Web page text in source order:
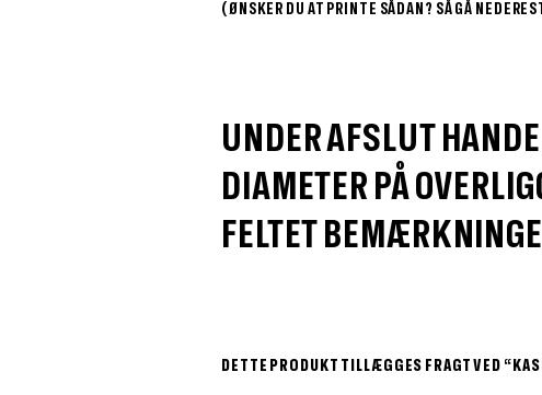
(ØNSKER DU AT PRINTE SÅDAN? SÅ GÅ
UNDER AFSLUT
DIAMETER PÅ
FELTET
DETTE PRODUKT TILLÆGGES FRAGT VED